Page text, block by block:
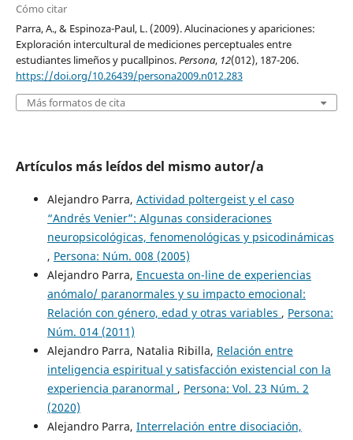
Cómo citar
Parra, A., & Espinoza-Paul, L. (2009). Alucinaciones y apariciones:
Exploración intercultural de mediciones perceptuales entre
estudiantes limeños y pucallpinos.Persona, 12(012), 187-206.
https://doi.org/10.26439/persona2009.n012.283
Más formatos de cita
Artículos más leídos del mismo autor/a
Alejandro Parra, Actividad poltergeist y el caso
“Andrés Venier”: Algunas consideraciones
neuropsicológicas, fenomenológicas y psicodinámicas
, Persona: Núm. 008 (2005)
Alejandro Parra, Encuesta on-line de experiencias
anómalo/ paranormales y su impacto emocional:
Relación con género, edad y otras variables , Persona:
Núm. 014 (2011)
Alejandro Parra, Natalia Ribilla, Relación entre
inteligencia espiritual y satisfacción existencial con la
experiencia paranormal , Persona: Vol. 23 Núm. 2
(2020)
Alejandro Parra, Interrelación entre disociación,